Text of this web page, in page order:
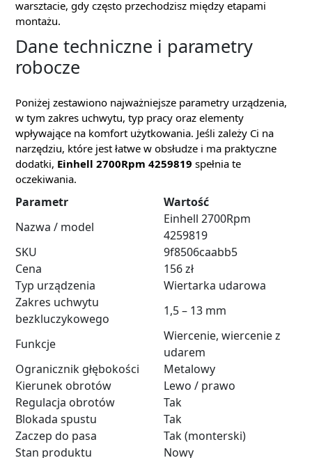
warsztacie, gdy często przechodzisz między etapami
montażu.
Dane techniczne i parametry
robocze
Poniżej zestawiono najważniejsze parametry urządzenia,
w tym zakres uchwytu, typ pracy oraz elementy
wpływające na komfort użytkowania. Jeśli zależy Ci na
narzędziu, które jest łatwe w obsłudze i ma praktyczne
dodatki, Einhell 2700Rpm 4259819 spełnia te
oczekiwania.
Parametr
Wartość
Nazwa / model
Einhell 2700Rpm
4259819
SKU
9f8506caabb5
Cena
156 zł
Typ urządzenia
Wiertarka udarowa
Zakres uchwytu
bezkluczykowego
1,5 – 13 mm
Funkcje
Wiercenie, wiercenie z
udarem
Ogranicznik głębokości
Metalowy
Kierunek obrotów
Lewo / prawo
Regulacja obrotów
Tak
Blokada spustu
Tak
Zaczep do pasa
Tak (monterski)
Stan produktu
Nowy